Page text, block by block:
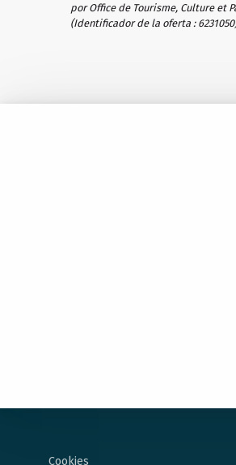
por Office de Tourisme, Culture et
(Identificador de la oferta : 6231050
Cookies